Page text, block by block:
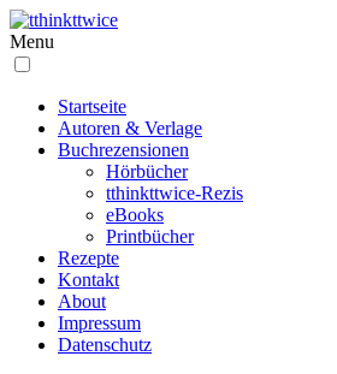
Menu
Startseite
Autoren & Verlage
Buchrezensionen
Hörbücher
tthinkttwice-Rezis
eBooks
Printbücher
Rezepte
Kontakt
About
Impressum
Datenschutz